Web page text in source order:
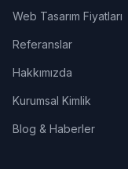
Web Tasarım Fiyatları
Referanslar
Hakkımızda
Kurumsal Kimlik
Blog & Haberler